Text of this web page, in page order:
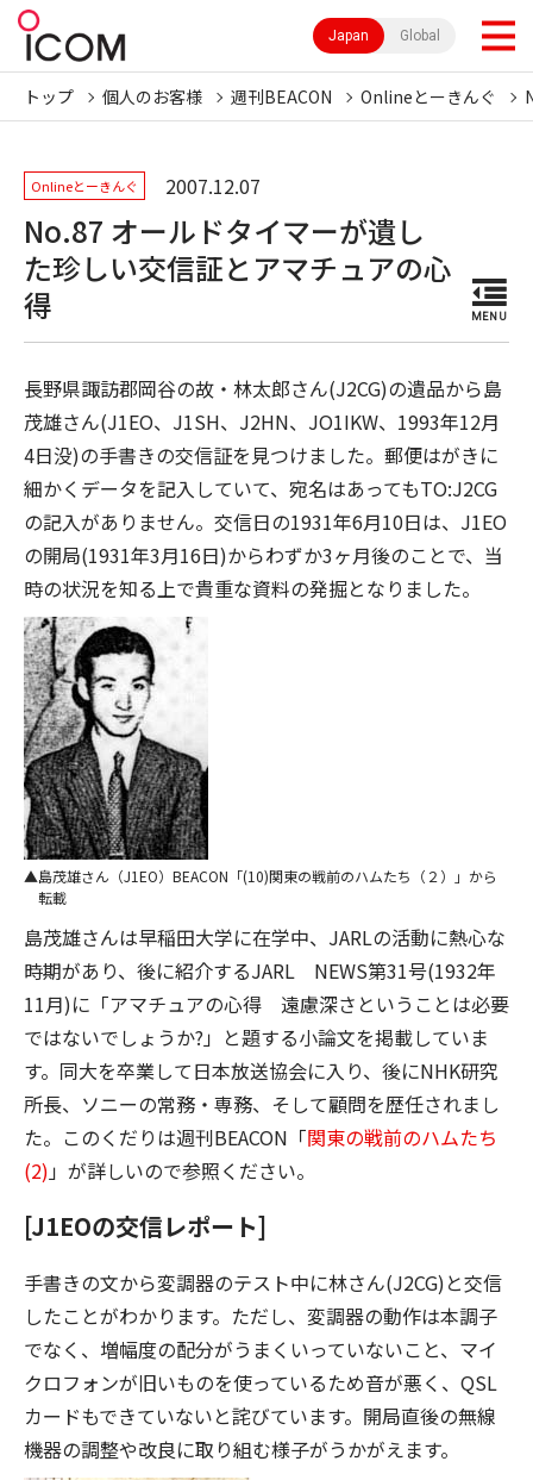
Japan Global
トップ 個人のお客様 週刊BEACON Onlineとーきんぐ
Onlineとーきんぐ 2007.12.07
No.87 オールドタイマーが遺し
た珍しい交信証とアマチュアの心
得
MENU
長野県諏訪郡岡谷の故・林太郎さん(J2CG)の遺品から島
茂雄さん(J1EO、J1SH、J2HN、JO1IKW、1993年12月
4日没)の手書きの交信証を見つけました。郵便はがきに
細かくデータを記入していて、宛名はあってもTO:J2CG
の記入がありません。交信日の1931年6月10日は、J1EO
の開局(1931年3月16日)からわずか3ヶ月後のことで、当
時の状況を知る上で貴重な資料の発掘となりました。
島茂雄さん（J1EO）BEACON「(10)関東の戦前のハムたち（２）」から
転載
島茂雄さんは早稲田大学に在学中、JARLの活動に熱心な
時期があり、後に紹介するJARL NEWS第31号(1932年
11月)に「アマチュアの心得 遠慮深さということは必要
ではないでしょうか?」と題する小論文を掲載していま
す。同大を卒業して日本放送協会に入り、後にNHK研究
所長、ソニーの常務・専務、そして顧問を歴任されまし
た。このくだりは週刊BEACON「関東の戦前のハムたち
(2)」が詳しいので参照ください。
[J1EOの交信レポート]
手書きの文から変調器のテスト中に林さん(J2CG)と交信
したことがわかります。ただし、変調器の動作は本調子
でなく、増幅度の配分がうまくいっていないこと、マイ
クロフォンが旧いものを使っているため音が悪く、QSL
カードもできていないと詫びています。開局直後の無線
機器の調整や改良に取り組む様子がうかがえます。